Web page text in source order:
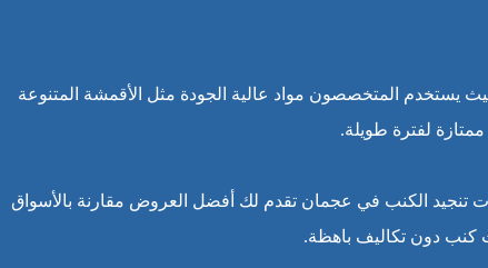
يستخدم المتخصصون مواد عالية الجودة مثل الأقمشة المتنوعة
لفترة طويلة.
تنجيد الكنب في عجمان تقدم لك أفضل العروض مقارنة بالأسواق
كنب دون تكاليف باهظة.